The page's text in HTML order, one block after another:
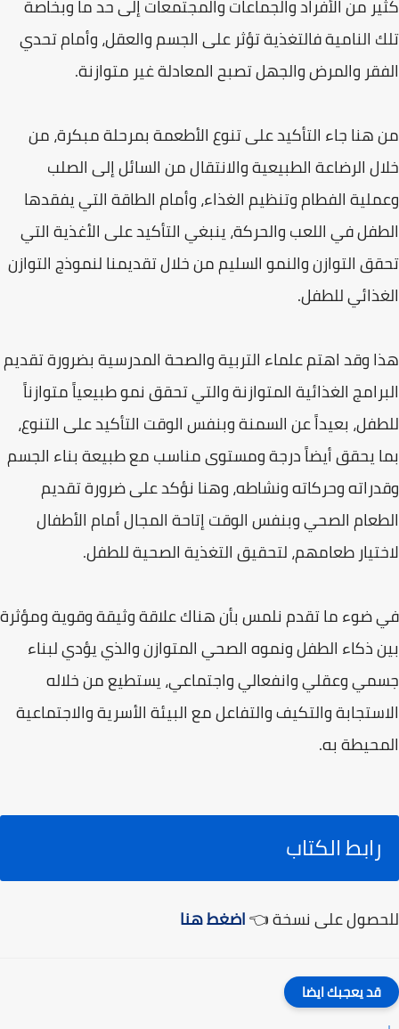
كثير من الأفراد والجماعات والمجتمعات إلى حد ما وبخاصة
تلك النامية فالتغذية تؤثر على الجسم والعقل، وأمام تحدي
الفقر والمرض والجهل تصبح المعادلة غير متوازنة.
من هنا جاء التأكيد على تنوع الأطعمة بمرحلة مبكرة، من
خلال الرضاعة الطبيعية والانتقال من السائل إلى الصلب
وعملية الفطام وتنظيم الغذاء، وأمام الطاقة التي يفقدها
الطفل في اللعب والحركة، ينبغي التأكيد على الأغذية التي
تحقق التوازن والنمو السليم من خلال تقديمنا لنموذج التوازن
الغذائي للطفل.
هذا وقد اهتم علماء التربية والصحة المدرسية بضرورة تقديم
البرامج الغذائية المتوازنة والتي تحقق نمو طبيعياً متوازناً
للطفل، بعيداً عن السمنة وبنفس الوقت التأكيد على التنوع،
بما يحقق أيضاً درجة ومستوى مناسب مع طبيعة بناء الجسم
وقدراته وحركاته ونشاطه، وهنا نؤكد على ضرورة تقديم
الطعام الصحي وبنفس الوقت إتاحة المجال أمام الأطفال
لاختيار طعامهم، لتحقيق التغذية الصحية للطفل.
في ضوء ما تقدم نلمس بأن هناك علاقة وثيقة وقوية ومؤثرة
بين ذكاء الطفل ونموه الصحي المتوازن والذي يؤدي لبناء
جسمي وعقلي وانفعالي واجتماعي، يستطيع من خلاله
الاستجابة والتكيف والتفاعل مع البيئة الأسرية والاجتماعية
المحيطة به.
رابط الكتاب
للحصول على نسخة 👈اضغط هنا
قد يعجبك ايضا